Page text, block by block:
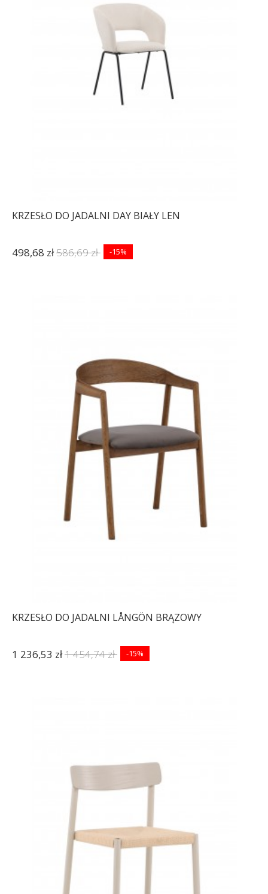
KRZESŁO DO JADALNI DAY BIAŁY LEN
498,68 zł586,69 zł -15%
KRZESŁO DO JADALNI LÅNGÖN BRĄZOWY
1 236,53 zł1 454,74 zł -15%